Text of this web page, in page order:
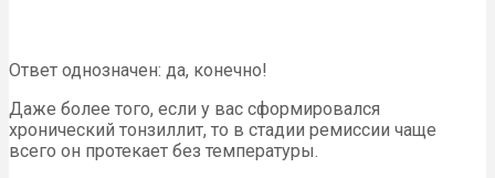
Ответ однозначен: да, конечно!
Даже более того, если у вас сформировался
хронический тонзиллит, то в стадии ремиссии чаще
всего он протекает без температуры.